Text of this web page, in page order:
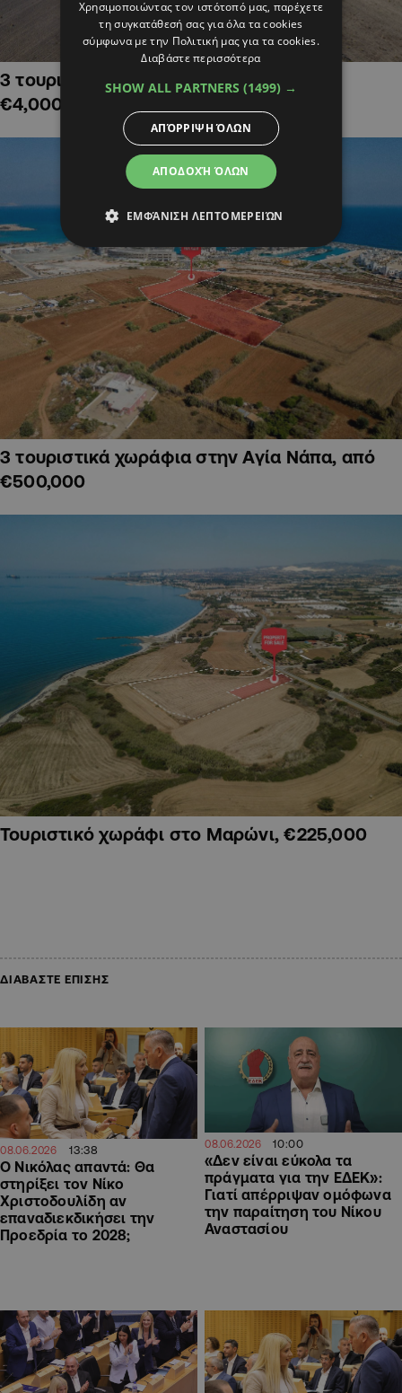
3 τουριστικά χωράφια στην Αλαμινό,
€4,000,000
3 τουριστικά χωράφια στην Αγία Νάπα, από
€500,000
Τουριστικό χωράφι στο Μαρώνι, €225,000
ΔΙΑΒΑΣΤΕ ΕΠΙΣΗΣ
08.06.2026 13:38
Ο Νικόλας απαντά: Θα
στηρίξει τον Νίκο
Χριστοδουλίδη αν
επαναδιεκδικήσει την
Προεδρία το 2028;
08.06.2026 10:00
«Δεν είναι εύκολα τα
πράγματα για την ΕΔΕΚ»:
Γιατί απέρριψαν ομόφωνα
την παραίτηση του Νίκου
Αναστασίου
Χρησιμοποιώντας τον ιστότοπό μας, παρέχετε
τη συγκατάθεσή σας για όλα τα cookies
σύμφωνα με την Πολιτική μας για τα cookies.
Διαβάστε περισσότερα
SHOW ALL PARTNERS (1499) →
ΑΠΟΔΟΧΉ ΌΛΩΝ
ΑΠΌΡΡΙΨΗ ΌΛΩΝ
ΕΜΦΆΝΙΣΗ ΛΕΠΤΟΜΕΡΕΙΏΝ